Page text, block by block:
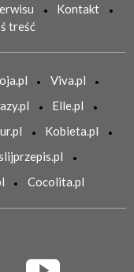
Kontakt
treść
Viva.pl
Elle.pl
Kobieta.pl
Cocolita.pl